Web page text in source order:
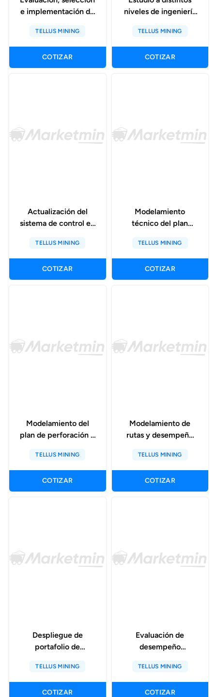
e implementación de
flota multivendor
TELLUS MINING
COTIZAR
niveles de ingeniería
de bulldozer en stock
minero
TELLUS MINING
COTIZAR
Actualización del
sistema de control en
concentradoras
TELLUS MINING
COTIZAR
Modelamiento
técnico del plan
tactical scheduler
TELLUS MINING
COTIZAR
Modelamiento del
plan de perforación y
rapid reserver
TELLUS MINING
COTIZAR
Modelamiento de
rutas y desempeño
infinity
TELLUS MINING
COTIZAR
Despliegue de
portafolio de
TELLUS MINING
COTIZAR
Evaluación de
desempeño
equipos mineros
TELLUS MINING
COTIZAR